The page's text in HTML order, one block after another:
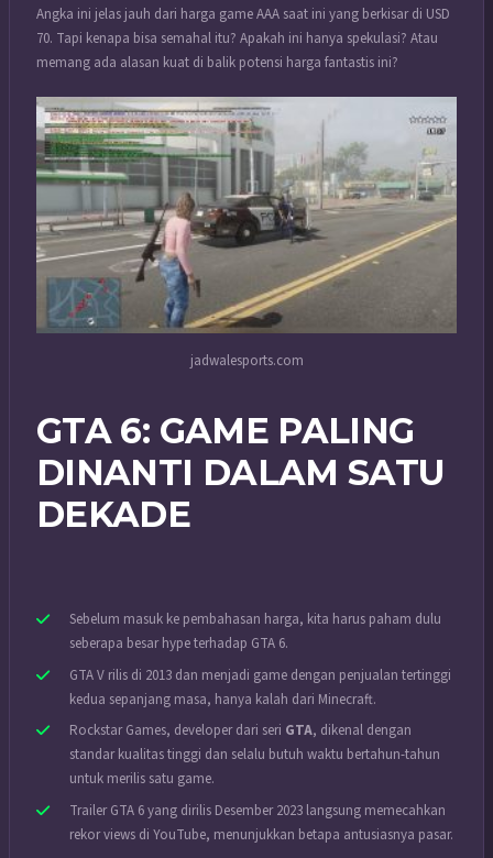
Angka ini jelas jauh dari harga game AAA saat ini yang berkisar di USD
70. Tapi kenapa bisa semahal itu? Apakah ini hanya spekulasi? Atau
memang ada alasan kuat di balik potensi harga fantastis ini?
jadwalesports.com
GTA 6: GAME PALING
DINANTI DALAM SATU
DEKADE
Sebelum masuk ke pembahasan harga, kita harus paham dulu
seberapa besar hype terhadap GTA 6.
GTA V rilis di 2013 dan menjadi game dengan penjualan tertinggi
kedua sepanjang masa, hanya kalah dari Minecraft.
Rockstar Games, developer dari seri GTA, dikenal dengan
standar kualitas tinggi dan selalu butuh waktu bertahun-tahun
untuk merilis satu game.
Trailer GTA 6 yang dirilis Desember 2023 langsung memecahkan
rekor views di YouTube, menunjukkan betapa antusiasnya pasar.